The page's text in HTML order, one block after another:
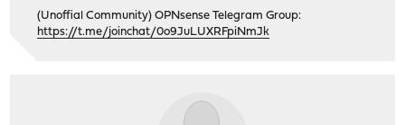
(Unoffial Community) OPNsense Telegram Group:
https://t.me/joinchat/0o9JuLUXRFpiNmJk